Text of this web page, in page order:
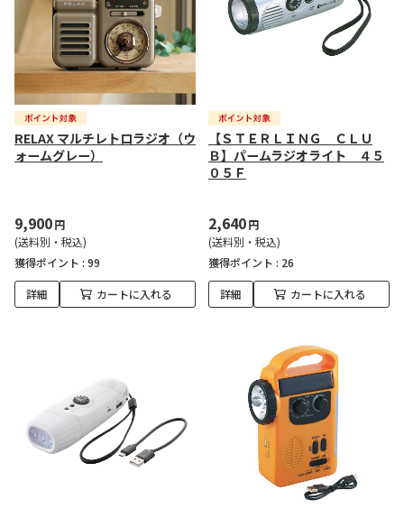
RELAX マルチレトロラジオ（ウ
ォームグレー）
9,900円
(送料別・税込)
獲得ポイント : 99
詳細 カートに入れる
【ＳＴＥＲＬＩＮＧ ＣＬＵ
Ｂ】パームラジオライト ４５
０５Ｆ
2,640円
(送料別・税込)
獲得ポイント : 26
詳細 カートに入れる